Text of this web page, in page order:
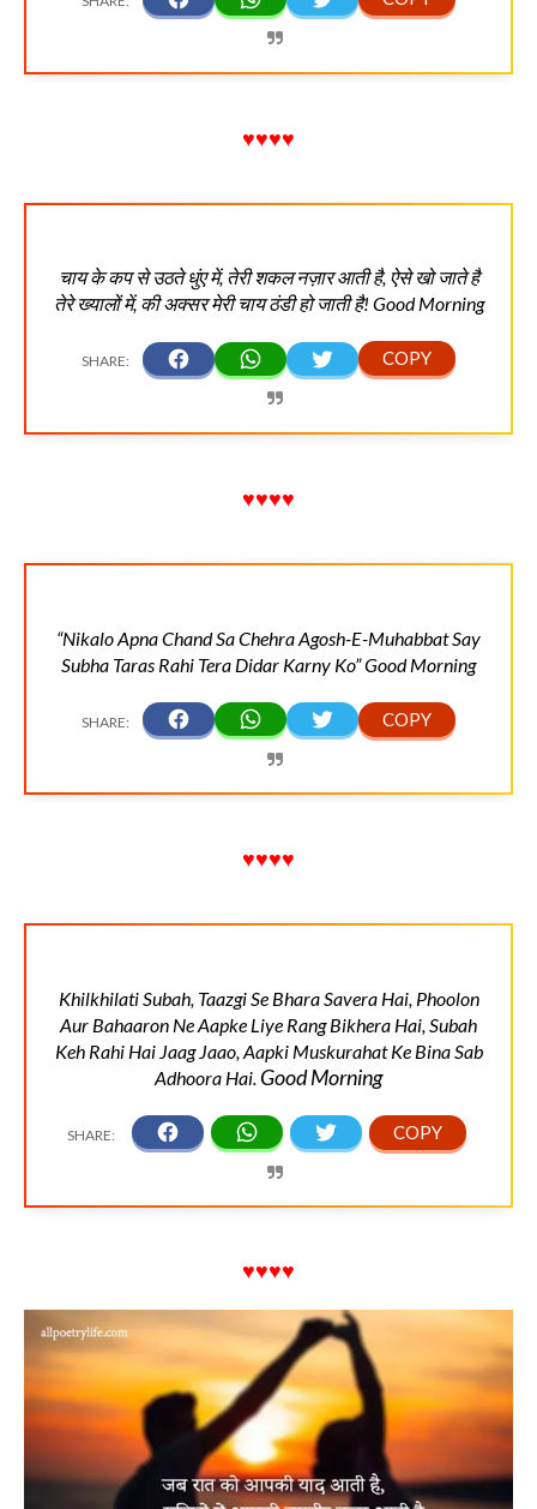
♥♥♥♥
चाय के कप से उठते धुंए में, तेरी शकल नज़ार आती है, ऐसे खो जाते है
तेरे ख्यालों में, की अक्सर मेरी चाय ठंडी हो जाती है! Good Morning
♥♥♥♥
“Nikalo Apna Chand Sa Chehra Agosh-E-Muhabbat Say
Subha Taras Rahi Tera Didar Karny Ko” Good Morning
♥♥♥♥
Khilkhilati Subah, Taazgi Se Bhara Savera Hai, Phoolon
Aur Bahaaron Ne Aapke Liye Rang Bikhera Hai, Subah
Keh Rahi Hai Jaag Jaao, Aapki Muskurahat Ke Bina Sab
Adhoora Hai. Good Morning
♥♥♥♥